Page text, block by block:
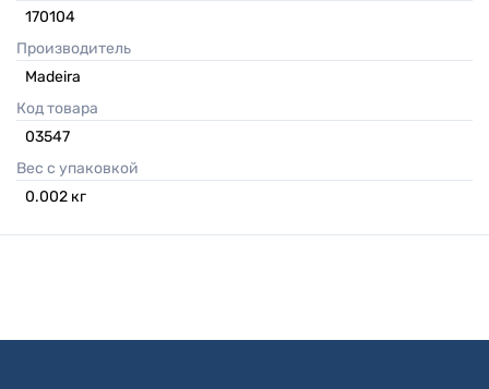
170104
Производитель
Madeira
Код товара
03547
Вес с упаковкой
0.002 кг